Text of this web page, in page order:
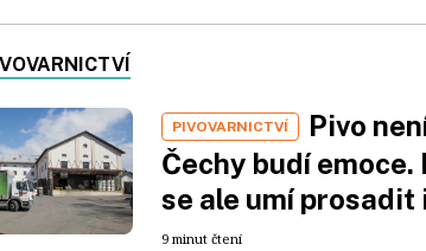
PIVOVARNICTVÍ
Pivo
Čechy budí
se ale umí prosadit
9 minut čtení